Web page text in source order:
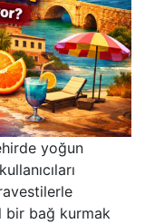
yoğun
bir bağ kurmak